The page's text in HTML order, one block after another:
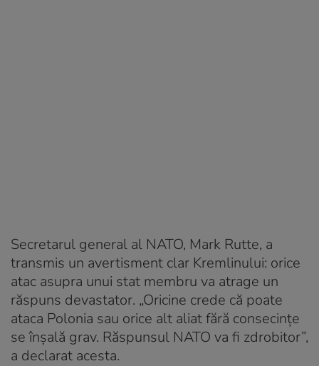
Secretarul general al NATO, Mark Rutte, a
transmis un avertisment clar Kremlinului: orice
atac asupra unui stat membru va atrage un
răspuns devastator. „Oricine crede că poate
ataca Polonia sau orice alt aliat fără consecințe
se înșală grav. Răspunsul NATO va fi zdrobitor”,
a declarat acesta.